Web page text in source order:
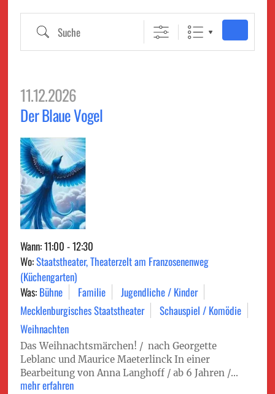
Suche
11.12.2026
Der Blaue Vogel
Wann: 11:00 - 12:30
Wo:Staatstheater, Theaterzelt am Franzosenenweg
(Küchengarten)
Was: Bühne Familie
Jugendliche / Kinder
Mecklenburgisches Staatstheater
Schauspiel / Komödie
Weihnachten
Das Weihnachtsmärchen! / nach Georgette
Leblanc und Maurice Maeterlinck In einer
Bearbeitung von Anna Langhoff / ab 6 Jahren /...
mehr erfahren